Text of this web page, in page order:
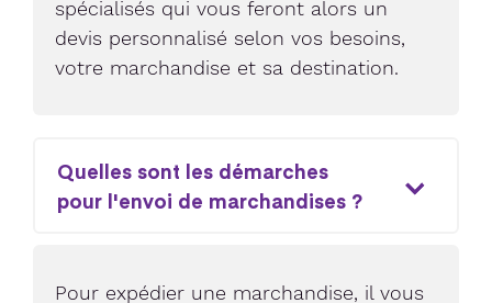
spécialisés qui vous feront alors un
devis personnalisé selon vos besoins,
votre marchandise et sa destination.
Quelles sont les démarches
pour l'envoi de marchandises ?
Pour expédier une marchandise, il vous